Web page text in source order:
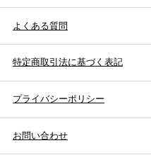
よくある質問
特定商取引法に基づく表記
プライバシーポリシー
お問い合わせ